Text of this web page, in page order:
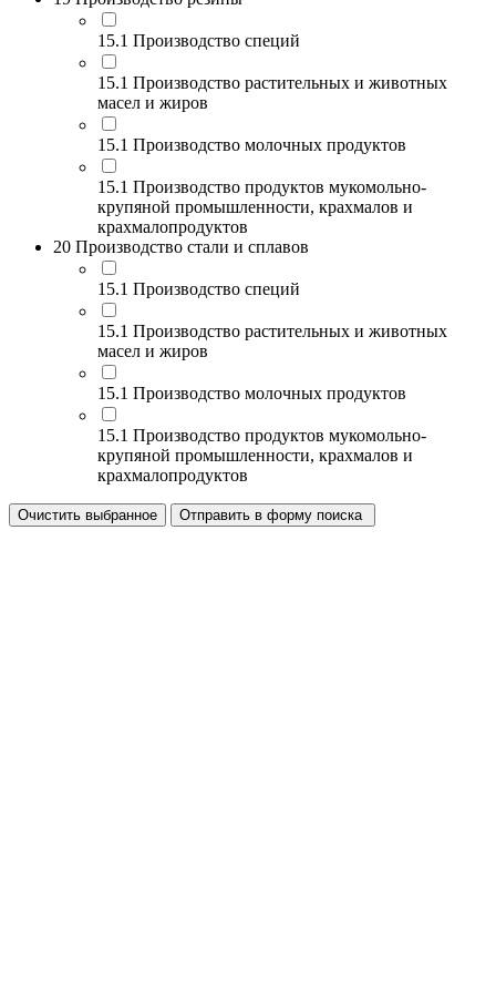
15.1 Производство специй
15.1 Производство растительных и животных
масел и жиров
15.1 Производство молочных продуктов
15.1 Производство продуктов мукомольно-
крупяной промышленности, крахмалов и
крахмалопродуктов
20 Производство стали и сплавов
15.1 Производство специй
15.1 Производство растительных и животных
масел и жиров
15.1 Производство молочных продуктов
15.1 Производство продуктов мукомольно-
крупяной промышленности, крахмалов и
крахмалопродуктов